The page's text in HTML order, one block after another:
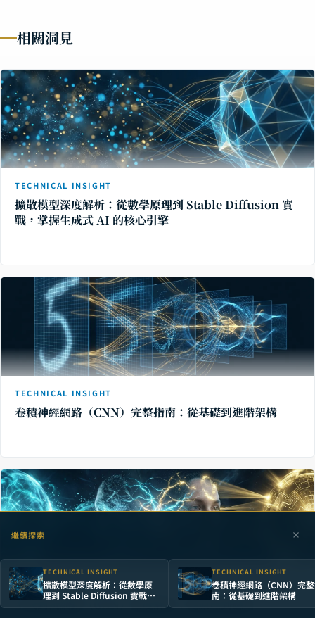
相關洞見
TECHNICAL INSIGHT
擴散模型深度解析：從數學原理到 Stable Diffusion 實
戰，掌握生成式 AI 的核心引擎
TECHNICAL INSIGHT
卷積神經網路（CNN）完整指南：從基礎到進階架構
TECHNICAL INSIGHT
生成對抗網路（GAN）深度解析：從原理到應用
繼續探索
TECHNICAL INSIGHT
擴散模型深度解析：從數學原
理到 Stable Diffusion 實戰，
掌握生成式 AI 的核心引擎
TECHNICAL INSIGHT
卷積神經網路（CNN）完
南：從基礎到進階架構